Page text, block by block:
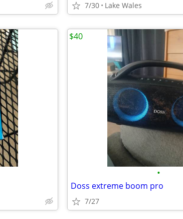
7/30 Lake Wales
•
Doss extreme boom pro
7/27
$40